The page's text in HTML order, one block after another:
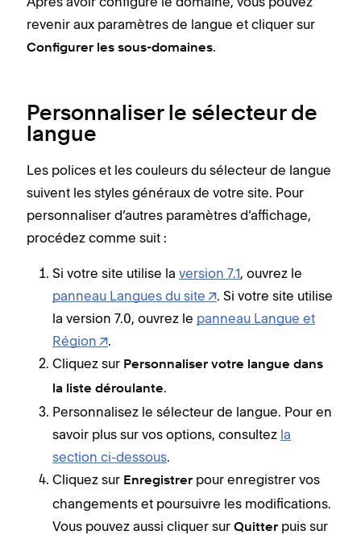
revenir aux paramètres de langue et cliquer sur
Configurer les sous-domaines.
Personnaliser le sélecteur de
langue
Les polices et les couleurs du sélecteur de langue
suivent les styles généraux de votre site. Pour
personnaliser d’autres paramètres d’affichage,
procédez comme suit :
Si votre site utilise la version 7.1, ouvrez le
panneau Langues du site
. Si votre site utilise
la version 7.0, ouvrez le panneau Langue et
Région
.
Cliquez sur Personnaliser votre langue dans
la liste déroulante.
Personnalisez le sélecteur de langue. Pour en
savoir plus sur vos options, consultez la
section ci-dessous.
Cliquez sur Enregistrer pour enregistrer vos
changements et poursuivre les modifications.
Vous pouvez aussi cliquer sur Quitter puis sur